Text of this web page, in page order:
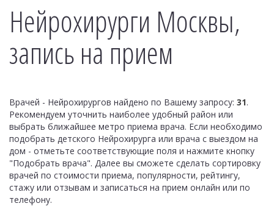
Нейрохирурги Москвы,
запись на прием
Врачей - Нейрохирургов найдено по Вашему запросу: 31.
Рекомендуем уточнить наиболее удобный район или
выбрать ближайшее метро приема врача. Если необходимо
подобрать детского Нейрохирурга или врача с выездом на
дом - отметьте соответствующие поля и нажмите кнопку
"Подобрать врача". Далее вы сможете сделать сортировку
врачей по стоимости приема, популярности, рейтингу,
стажу или отзывам и записаться на прием онлайн или по
телефону.